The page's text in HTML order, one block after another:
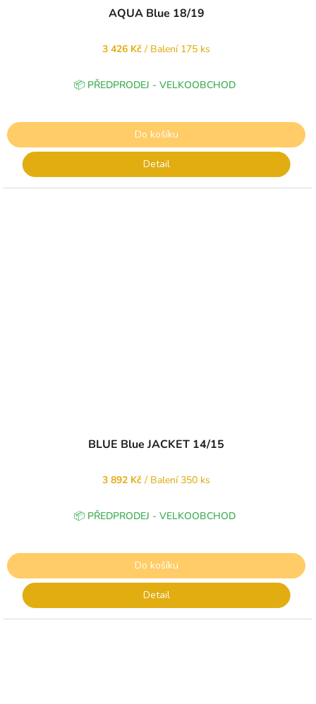
AQUA Blue 18/19
3 426 Kč / Balení 175 ks
📦 PŘEDPRODEJ - VELKOOBCHOD
Do košíku
Detail
BLUE Blue JACKET 14/15
3 892 Kč / Balení 350 ks
📦 PŘEDPRODEJ - VELKOOBCHOD
Do košíku
Detail